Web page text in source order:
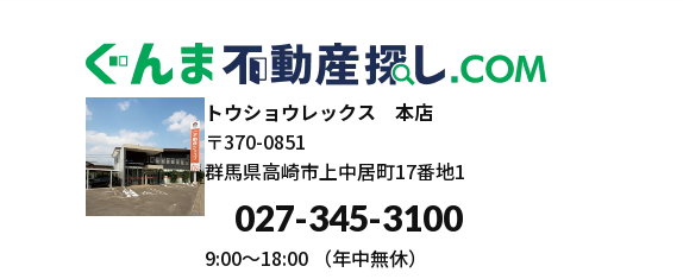
トウショウレックス 本店
〒370-0851
群馬県高崎市上中居町17番地1
027-345-3100
9:00～18:00 （年中無休）